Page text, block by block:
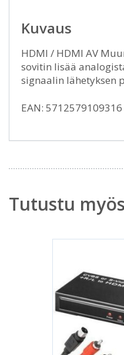
Kuvaus
HDMI / HDMI AV
sovitin lisää
signaalin lähetyksen
EAN: 5712579109316
Tutustu myös